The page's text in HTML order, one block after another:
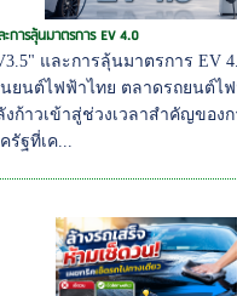
การลุ้นมาตรการ EV 4.0
และการลุ้นมาตรการ EV
ยนต์ไฟฟ้าไทย ตลาดรถยนต์ไ
งก้าวเข้าสู่ช่วงเวลาสำคัญของ
ฐที่เค...